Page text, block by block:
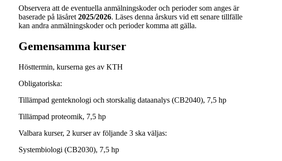
Observera att de eventuella anmälningskoder och perioder som anges är
baserade på läsåret 2025/2026. Läses denna årskurs vid ett senare tillfälle
kan andra anmälningskoder och perioder komma att gälla.
Gemensamma kurser
Hösttermin, kurserna ges av KTH
Obligatoriska:
Tillämpad genteknologi och storskalig dataanalys (CB2040), 7,5 hp
Tillämpad proteomik, 7,5 hp
Valbara kurser, 2 kurser av följande 3 ska väljas:
Systembiologi (CB2030), 7,5 hp